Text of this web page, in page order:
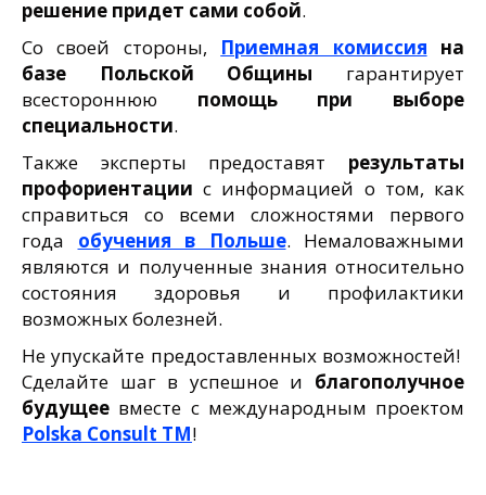
решение придет сами собой.
Со своей стороны, Приемная комиссия на
базе Польской Общины гарантирует
всестороннюю помощь при выборе
специальности.
Также эксперты предоставят результаты
профориентации с информацией о том, как
справиться со всеми сложностями первого
года обучения в Польше. Немаловажными
являются и полученные знания относительно
состояния здоровья и профилактики
возможных болезней.
Не упускайте предоставленных возможностей!
Сделайте шаг в успешное и благополучное
будущее вместе с международным проектом
Polska Consult TM!